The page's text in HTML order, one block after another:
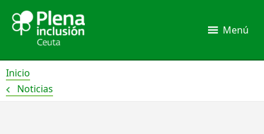
contenido
Menú
Inicio
Noticias